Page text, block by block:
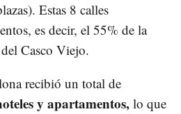
Estas 8 calles
es decir, el 55% de la
Casco Viejo.
recibió un total de
y apartamentos,lo que